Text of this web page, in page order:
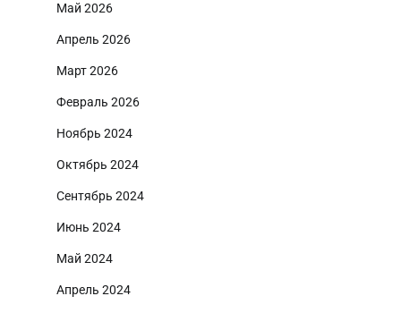
Май 2026
Апрель 2026
Март 2026
Февраль 2026
Ноябрь 2024
Октябрь 2024
Сентябрь 2024
Июнь 2024
Май 2024
Апрель 2024